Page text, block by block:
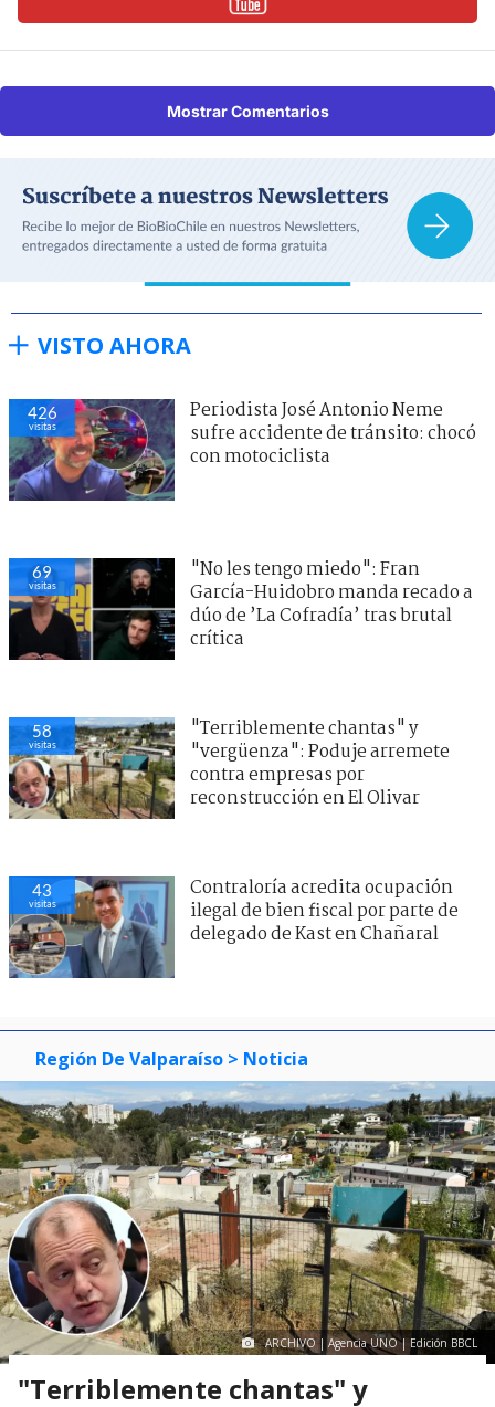
Mostrar Comentarios
VISTO AHORA
426
visitas
Periodista José Antonio Neme
sufre accidente de tránsito: chocó
con motociclista
69
visitas
"No les tengo miedo": Fran
García-Huidobro manda recado a
dúo de ’La Cofradía’ tras brutal
crítica
58
visitas
"Terriblemente chantas" y
"vergüenza": Poduje arremete
contra empresas por
reconstrucción en El Olivar
43
visitas
Contraloría acredita ocupación
ilegal de bien fiscal por parte de
delegado de Kast en Chañaral
Región De Valparaíso > Noticia
ARCHIVO | Agencia UNO | Edición BBCL
"Terriblemente chantas" y